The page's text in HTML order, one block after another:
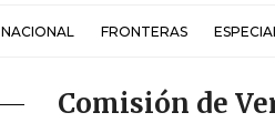
NACIONAL FRONTERAS
Comisión de